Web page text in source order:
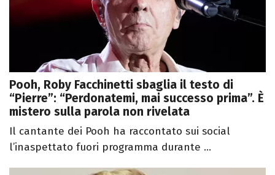
Pooh, Roby Facchinetti sbaglia il testo di
“Pierre”: “Perdonatemi, mai successo prima”. È
mistero sulla parola non rivelata
Il cantante dei Pooh ha raccontato sui social
l’inaspettato fuori programma durante ...